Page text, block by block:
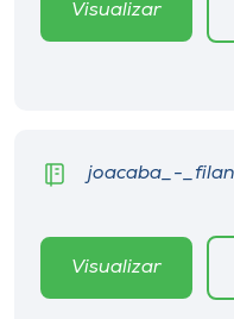
Visualizar
joacaba_-
Visualizar